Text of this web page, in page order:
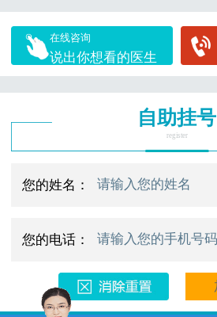
在线咨询
说出你想看的医生
自助挂号
register
您的姓名：
您的电话：